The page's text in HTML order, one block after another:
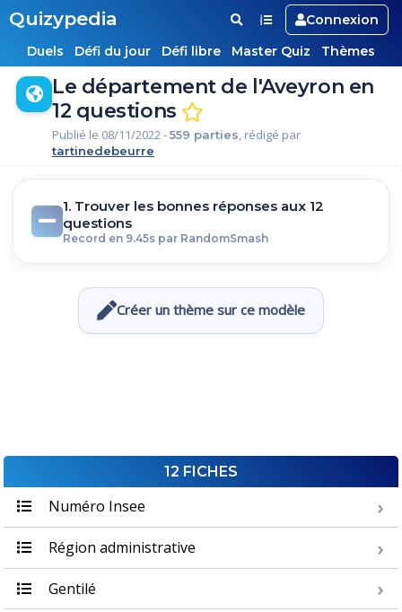
Quizypedia
Connexion
Duels
Défi du jour Défi libre Master Quiz Thèmes
Le département de l'Aveyron en
12 questions
Publié le 08/11/2022 -559 parties, rédigé par
tartinedebeurre
1. Trouver les bonnes réponses aux 12
questions
Record en 9.45s par RandomSmash
Créer un thème sur ce modèle
12 FICHES
Numéro Insee
Région administrative
Gentilé